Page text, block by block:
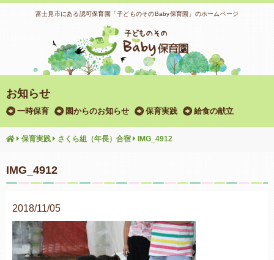
富士見市にある認可保育園「子どものそのBaby保育園」のホームページ
お知らせ
一時保育 園からのお知らせ 保育実践 給食の献立
保育実践 さくら組（年長）合宿 IMG_4912
IMG_4912
2018/11/05